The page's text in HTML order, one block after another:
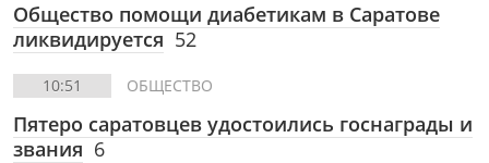
Общество помощи диабетикам в Саратове
ликвидируется 52
10:51 ОБЩЕСТВО
Пятеро саратовцев удостоились госнаграды и
звания 6